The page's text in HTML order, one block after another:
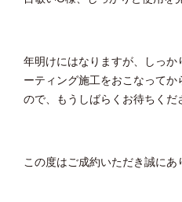
年明けにはなりますが、しっか
ーティング施工をおこなって
ので、もうしばらくお待ちくだ
この度はご成約いただき誠にあ